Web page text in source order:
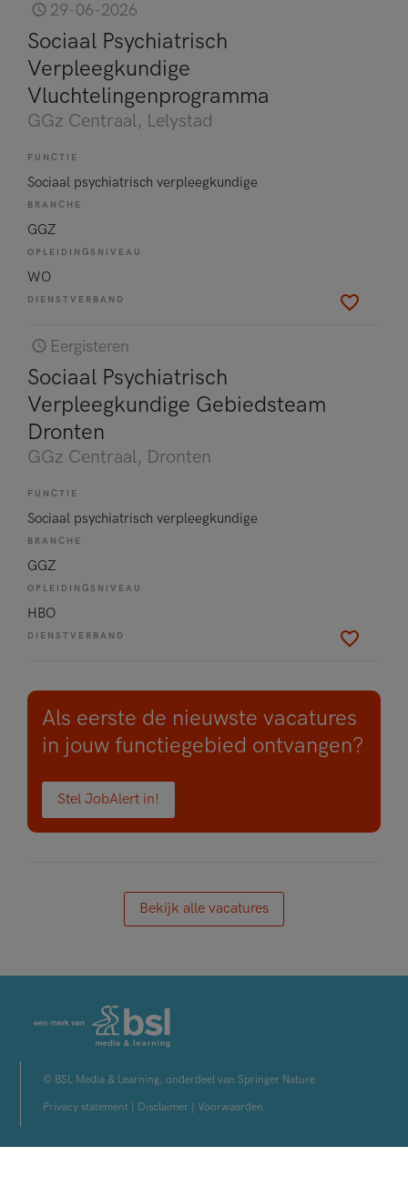
29-06-2026
Sociaal Psychiatrisch
Verpleegkundige
Vluchtelingenprogramma
GGz Centraal, Lelystad
FUNCTIE
Sociaal psychiatrisch verpleegkundige
BRANCHE
GGZ
OPLEIDINGSNIVEAU
WO
DIENSTVERBAND
Eergisteren
Sociaal Psychiatrisch
Verpleegkundige Gebiedsteam
Dronten
GGz Centraal, Dronten
FUNCTIE
Sociaal psychiatrisch verpleegkundige
BRANCHE
GGZ
OPLEIDINGSNIVEAU
HBO
DIENSTVERBAND
Als eerste de nieuwste vacatures
in jouw functiegebied ontvangen?
Stel JobAlert in!
Bekijk alle vacatures
© BSL Media & Learning, onderdeel van Springer Nature
Privacy statement
Disclaimer Voorwaarden